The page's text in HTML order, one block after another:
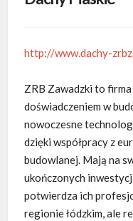
http://www.dachy-
ZRB Zawadzki to
doświadczeniem w
nowoczesne
dzięki współpracy z
budowlanej. Mają na
ukończonych
potwierdza ich
regionie łódzkim, ale